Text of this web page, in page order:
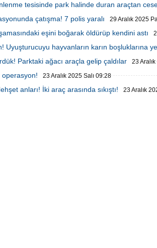
tesisinde park halinde duran araçtan
çatışma! 7 polis yaralı 29 Aralık 2025
eşini boğarak öldürüp kendini astı
Uyuşturucuyu hayvanların karın boşluklarına
Parktaki ağacı araçla gelip çaldılar 23
operasyon! 23 Aralık 2025 Salı 09:28
anları! İki araç arasında sıkıştı! 23 Aralık